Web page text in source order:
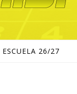
ESCUELA 26/27